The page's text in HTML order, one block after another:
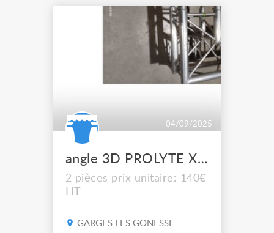
de haut et 1 de 6m par 6m,
04/09/2025
angle 3D PROLYTE X30V C012
2 pièces prix unitaire: 140€
HT
GARGES LES GONESSE